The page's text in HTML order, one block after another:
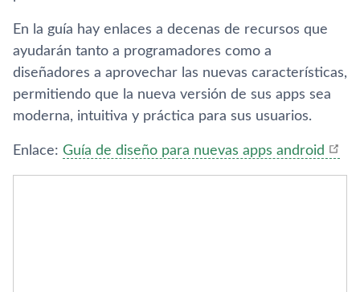
En la guí­a hay enlaces a decenas de recursos que
ayudarán tanto a programadores como a
diseñadores a aprovechar las nuevas caracterí­sticas,
permitiendo que la nueva versión de sus apps sea
moderna, intuitiva y práctica para sus usuarios.
Enlace: Guí­a de diseño para nuevas apps android